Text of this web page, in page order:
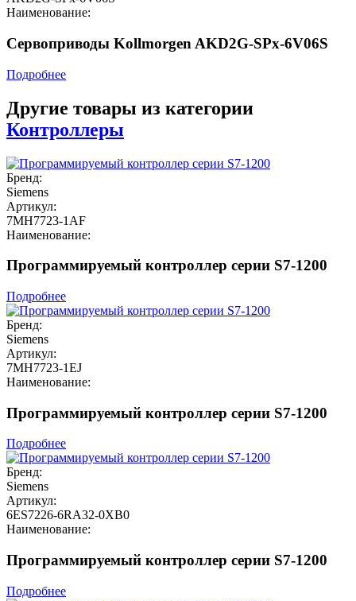
Наименование:
Сервоприводы Kollmorgen AKD2G-SPx-6V06S
Подробнее
Другие товары из категории
Контроллеры
Бренд:
Siemens
Артикул:
7MH7723-1AF
Наименование:
Программируемый контроллер серии S7-1200
Подробнее
Бренд:
Siemens
Артикул:
7MH7723-1EJ
Наименование:
Программируемый контроллер серии S7-1200
Подробнее
Бренд:
Siemens
Артикул:
6ES7226-6RA32-0XB0
Наименование:
Программируемый контроллер серии S7-1200
Подробнее